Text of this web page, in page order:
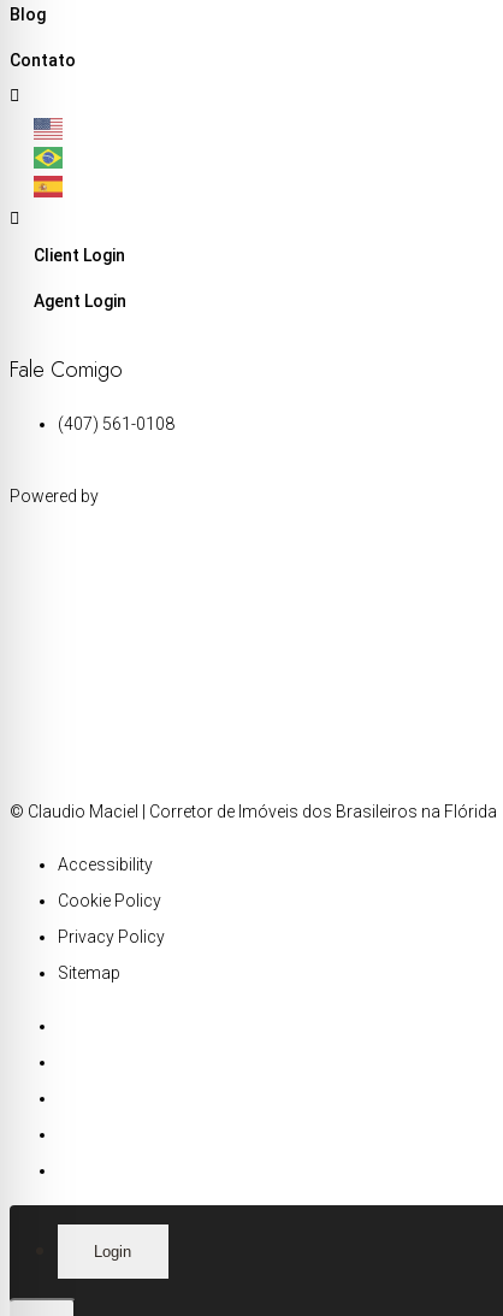
Blog
Contato
Client Login
Agent Login
Fale Comigo
(407) 561-0108
Powered by
© Claudio Maciel | Corretor de Imóveis dos Brasileiros na Flórida
Accessibility
Cookie Policy
Privacy Policy
Sitemap
Login